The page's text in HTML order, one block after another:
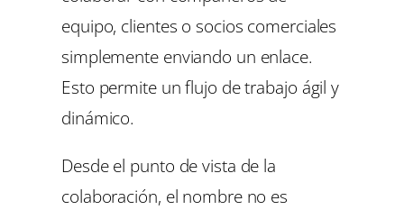
equipo, clientes o socios comerciales
simplemente enviando un enlace.
Esto permite un flujo de trabajo ágil y
dinámico.
Desde el punto de vista de la
colaboración, el nombre no es